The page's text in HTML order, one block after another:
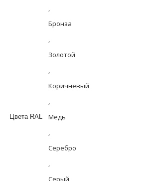
Цвета RAL
,
Бронза
,
Золотой
,
Коричневый
,
Медь
,
Серебро
,
Серый